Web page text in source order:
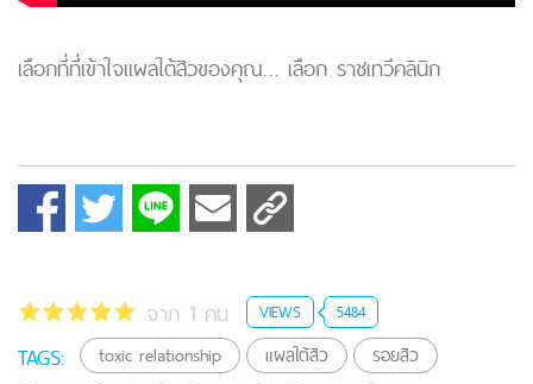
เลือกที่ที่เข้าใจแผลใต้สิวของคุณ… เลือก ราชเทวีคลินิก
จาก 1 คน VIEWS 5484
TAGS: toxic relationship แผลใต้สิว
รอยสิว